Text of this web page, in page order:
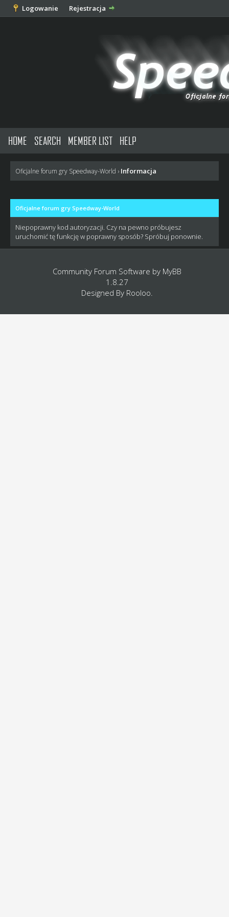
Logowanie Rejestracja
HOME SEARCH MEMBER LIST HELP
Oficjalne forum gry Speedway-World › Informacja
Oficjalne forum gry Speedway-World
Niepoprawny kod autoryzacji. Czy na pewno próbujesz
uruchomić tę funkcję w poprawny sposób? Spróbuj ponownie.
Community Forum Software by MyBB
1.8.27
Designed By Rooloo.